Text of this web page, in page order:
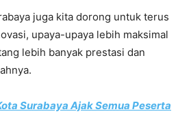
juga kita dorong untuk terus
upaya-upaya lebih maksimal
lebih banyak prestasi dan
Surabaya Ajak Semua Peserta